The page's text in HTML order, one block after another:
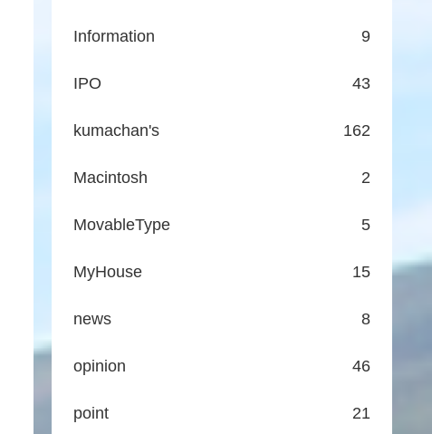
Information 9
IPO 43
kumachan's 162
Macintosh 2
MovableType 5
MyHouse 15
news 8
opinion 46
point 21